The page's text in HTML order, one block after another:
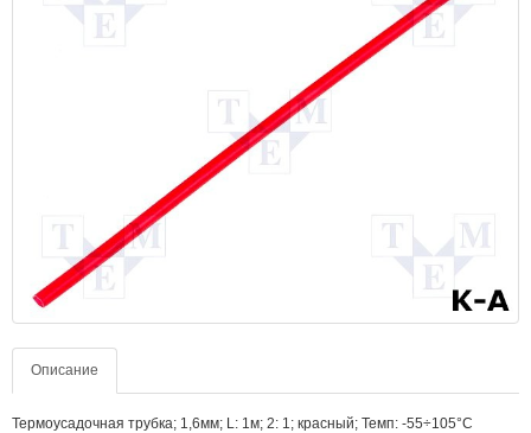
Описание
Термоусадочная трубка; 1,6мм; L: 1м; 2: 1; красный; Темп: -55÷105°C